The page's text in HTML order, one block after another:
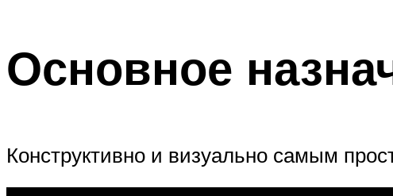
Основное
Конструктивно и визуально самым